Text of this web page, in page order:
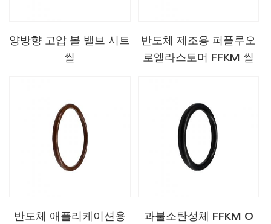
양방향 고압 볼 밸브 시트
씰
반도체 제조용 퍼플루오
로엘라스토머 FFKM 씰
반도체 애플리케이션용
과불소탄성체 FFKM O